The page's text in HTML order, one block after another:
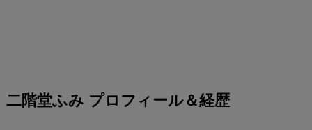
二階堂ふみ プロフィール＆経歴